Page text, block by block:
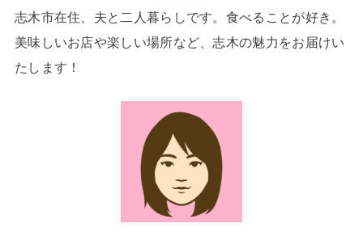
志木市在住、夫と二人暮らしです。食べることが好き。
美味しいお店や楽しい場所など、志木の魅力をお届けい
たします！